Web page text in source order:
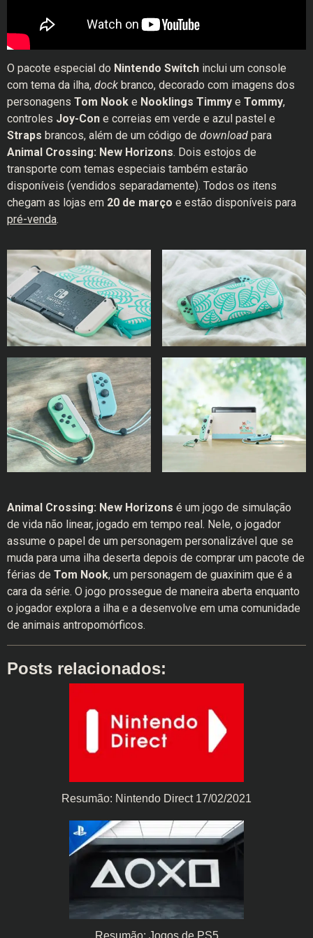
O pacote especial do Nintendo Switch inclui um console
com tema da ilha, dock branco, decorado com imagens dos
personagens Tom Nook e Nooklings Timmy e Tommy,
controles Joy-Con e correias em verde e azul pastel e
Straps brancos, além de um código de download para
Animal Crossing: New Horizons. Dois estojos de
transporte com temas especiais também estarão
disponíveis (vendidos separadamente). Todos os itens
chegam as lojas em 20 de março e estão disponíveis para
pré-venda.
Animal Crossing: New Horizons é um jogo de simulação
de vida não linear, jogado em tempo real. Nele, o jogador
assume o papel de um personagem personalizável que se
muda para uma ilha deserta depois de comprar um pacote de
férias de Tom Nook, um personagem de guaxinim que é a
cara da série. O jogo prossegue de maneira aberta enquanto
o jogador explora a ilha e a desenvolve em uma comunidade
de animais antropomórficos.
Posts relacionados:
Resumão: Nintendo Direct 17/02/2021